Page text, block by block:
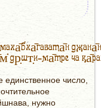
др̣шт̣и-ма̄тре ча
единственное число,
нужно